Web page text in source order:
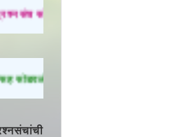
सोडवण्यासाठी येथे क्लिक करा.
सोडवलेले प्रश्न पाहण्यासाठी येथे क्लिक